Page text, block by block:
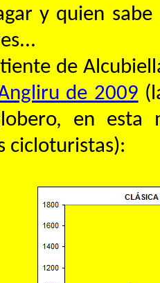
y quien
de
de 2009
en esta
cicloturistas):